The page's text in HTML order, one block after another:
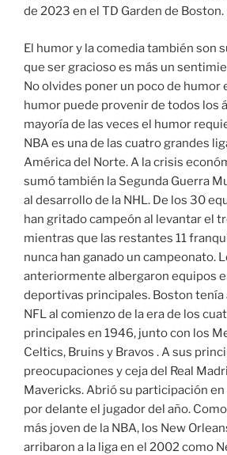
de 2023 en el TD Garden de Boston.
El humor y la comedia también son
que ser gracioso es más un
No olvides poner un poco de humor
humor puede provenir de todos los
mayoría de las veces el humor
NBA es una de las cuatro grandes
América del Norte. A la crisis
sumó también la Segunda Guerra
al desarrollo de la NHL. De los 30
han gritado campeón al levantar el
mientras que las restantes 11
nunca han ganado un campeonato.
anteriormente albergaron equipos
deportivas principales. Boston tenía
NFL al comienzo de la era de los
principales en 1946, junto con los
Celtics, Bruins y Bravos . A sus
preocupaciones y ceja del Real
Mavericks. Abrió su participación
por delante el jugador del año.
más joven de la NBA, los New
arribaron a la liga en el 2002 como